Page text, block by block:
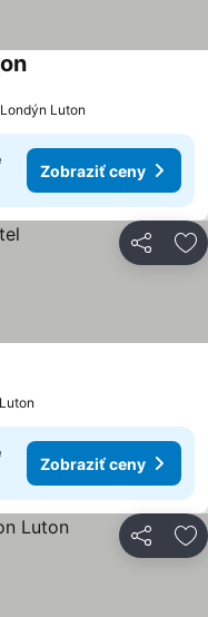
Luton
Zobraziť ceny
Zdieľať
Zobraziť ceny
Zdieľať